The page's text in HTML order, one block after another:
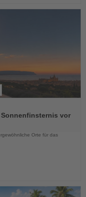
vor
Orte für das